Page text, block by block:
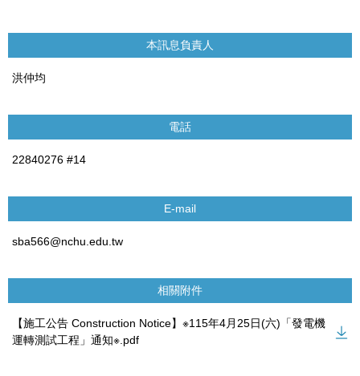
本訊息負責人
洪仲均
電話
22840276 #14
E-mail
sba566@nchu.edu.tw
相關附件
【施工公告 Construction Notice】※115年4月25日(六)「發電機
運轉測試工程」通知※.pdf